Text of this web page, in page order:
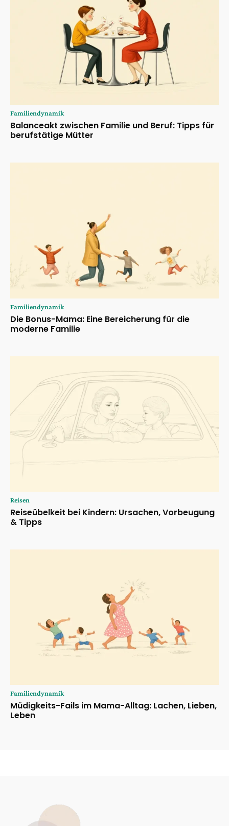
Familiendynamik
Balanceakt zwischen Familie und Beruf: Tipps für
berufstätige Mütter
Familiendynamik
Die Bonus-Mama: Eine Bereicherung für die
moderne Familie
Reisen
Reiseübelkeit bei Kindern: Ursachen, Vorbeugung
& Tipps
Familiendynamik
Müdigkeits-Fails im Mama-Alltag: Lachen, Lieben,
Leben